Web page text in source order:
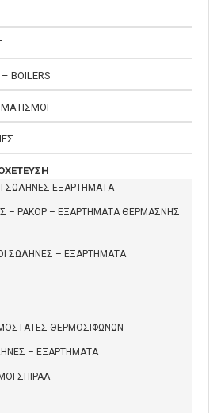
BOILERS
ΣΩΛΗΝΕΣ ΕΞΑΡΤΗΜΑΤΑ
– ΡΑΚΟΡ – ΕΞΑΡΤΗΜΑΤΑ ΘΕΡΜΑΣΝΗΣ
ΣΩΛΗΝΕΣ – ΕΞΑΡΤΗΜΑΤΑ
ΘΕΡΜΟΣΙΦΩΝΩΝ
– ΕΞΑΡΤΗΜΑΤΑ
ΣΠΙΡΑΛ